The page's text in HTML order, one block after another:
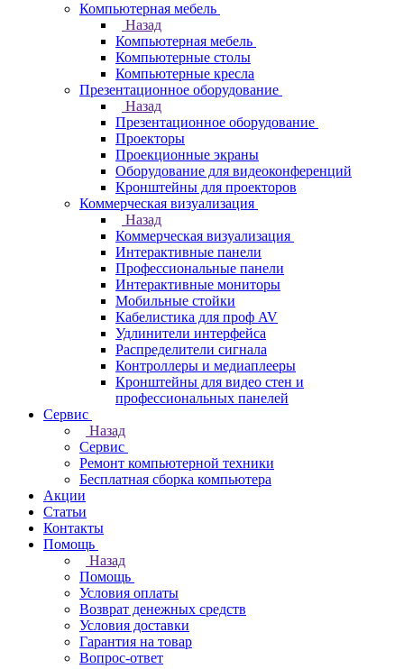
Компьютерная мебель
Назад
Компьютерная мебель
Компьютерные столы
Компьютерные кресла
Презентационное оборудование
Назад
Презентационное оборудование
Проекторы
Проекционные экраны
Оборудование для видеоконференций
Кронштейны для проекторов
Коммерческая визуализация
Назад
Коммерческая визуализация
Интерактивные панели
Профессиональные панели
Интерактивные мониторы
Мобильные стойки
Кабелистика для проф AV
Удлинители интерфейса
Распределители сигнала
Контроллеры и медиаплееры
Кронштейны для видео стен и
профессиональных панелей
Сервис
Назад
Сервис
Ремонт компьютерной техники
Бесплатная сборка компьютера
Акции
Статьи
Контакты
Помощь
Назад
Помощь
Условия оплаты
Возврат денежных средств
Условия доставки
Гарантия на товар
Вопрос-ответ